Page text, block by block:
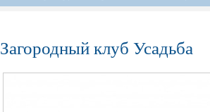
Загородный клуб Усадьба